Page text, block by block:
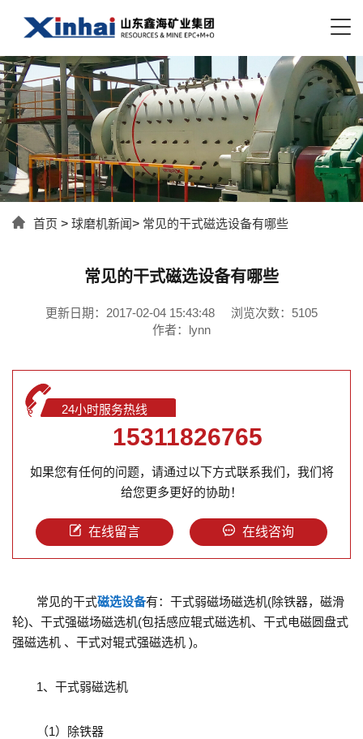
首页 > 球磨机新闻> 常见的干式磁选设备有哪些
常见的干式磁选设备有哪些
更新日期：2017-02-04 15:43:48
浏览次数：5105
作者：lynn
24小时服务热线
15311826765
如果您有任何的问题，请通过以下方式联系我们，我们将
给您更多更好的协助！
在线留言 在线咨询
常见的干式磁选设备有：干式弱磁场磁选机(除铁器，磁滑
轮)、干式强磁场磁选机(包括感应辊式磁选机、干式电磁圆盘式
强磁选机 、干式对辊式强磁选机 )。
1、干式弱磁选机
（1）除铁器